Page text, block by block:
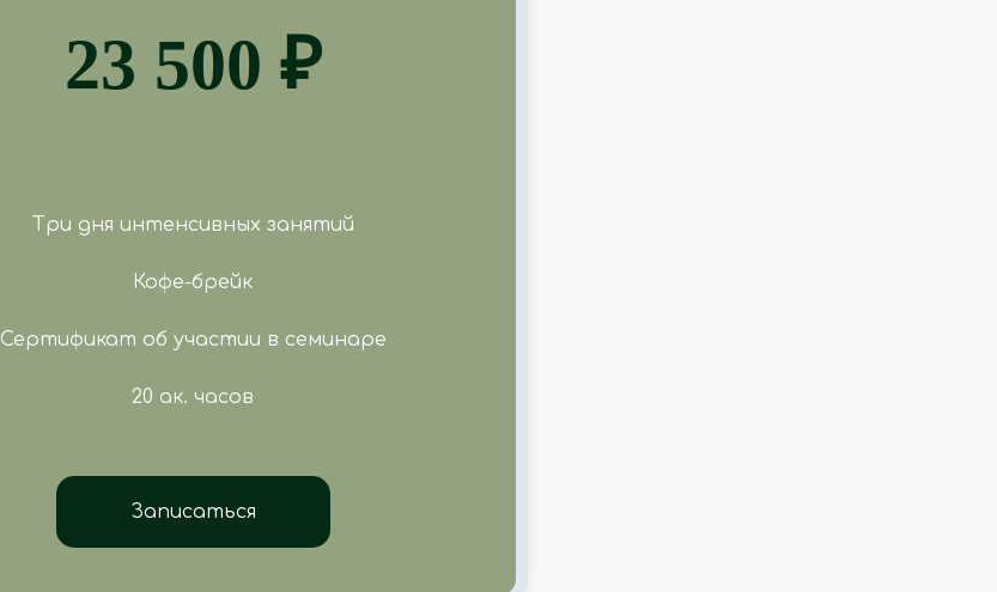
23 500 ₽
Три дня интенсивных занятий
Кофе-брейк
Сертификат об участии в семинаре
20 ак. часов
Записаться